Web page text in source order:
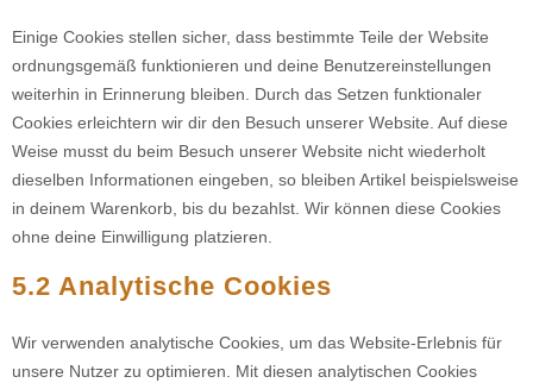
Einige Cookies stellen sicher, dass bestimmte Teile der Website
ordnungsgemäß funktionieren und deine Benutzereinstellungen
weiterhin in Erinnerung bleiben. Durch das Setzen funktionaler
Cookies erleichtern wir dir den Besuch unserer Website. Auf diese
Weise musst du beim Besuch unserer Website nicht wiederholt
dieselben Informationen eingeben, so bleiben Artikel beispielsweise
in deinem Warenkorb, bis du bezahlst. Wir können diese Cookies
ohne deine Einwilligung platzieren.
5.2 Analytische Cookies
Wir verwenden analytische Cookies, um das Website-Erlebnis für
unsere Nutzer zu optimieren. Mit diesen analytischen Cookies